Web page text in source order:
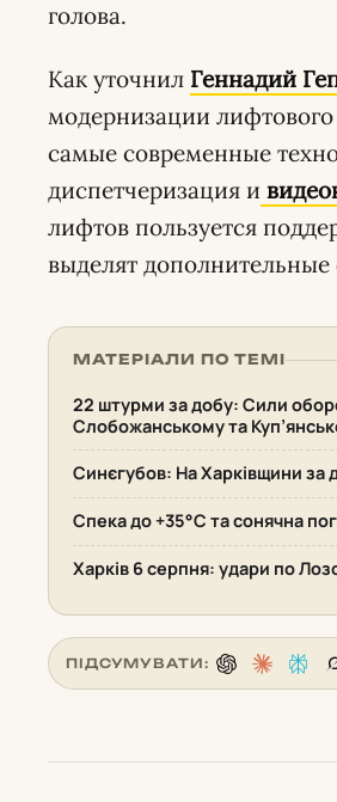
голова.
Как уточнил Геннадий
модернизации
самые современные
диспетчеризация и
лифтов пользуется
выделят дополнительные
МАТЕРІАЛИ ПО ТЕМІ
22 штурми за добу: Сили
Слобожанському та
Синєгубов: На Харківщини за
Спека до +35°С та сонячна
Харків 6 серпня: удари по
ПІДСУМУВАТИ: